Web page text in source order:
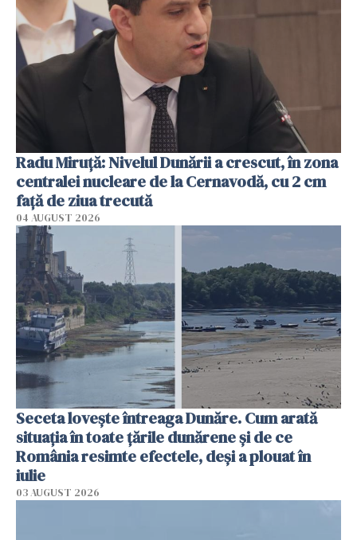
Radu Miruţă: Nivelul Dunării a crescut, în zona
centralei nucleare de la Cernavodă, cu 2 cm
faţă de ziua trecută
04 AUGUST 2026
Seceta lovește întreaga Dunăre. Cum arată
situația în toate țările dunărene și de ce
România resimte efectele, deși a plouat în
iulie
03 AUGUST 2026